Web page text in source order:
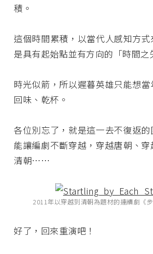
積。
這個時間累積，以當代人感知方
是具有起始點並有方向的「時間之
時光似箭，所以遲暮英雄只能想
回味、乾杯。
各位別忘了，就是這一去不復返
能讓編劇不斷穿越，穿越唐朝、
清朝……
2011年以穿越到清朝為題材的連續劇《
好了，回來重演吧！